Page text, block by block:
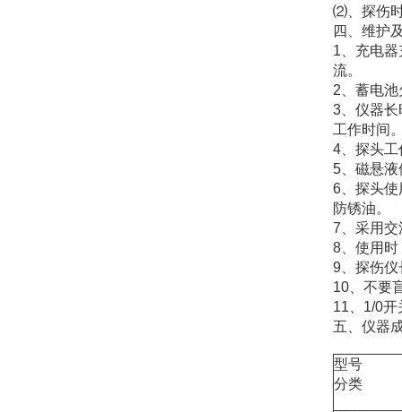
⑵、探伤
四、维护
1、充电
流。
2、蓄电
3、仪器
工作时间
4、探头
5、磁悬
6、探头
防锈油。
7、采用
8、使用
9、探伤
10、不要
11、1/0
五、仪器
型号
分类